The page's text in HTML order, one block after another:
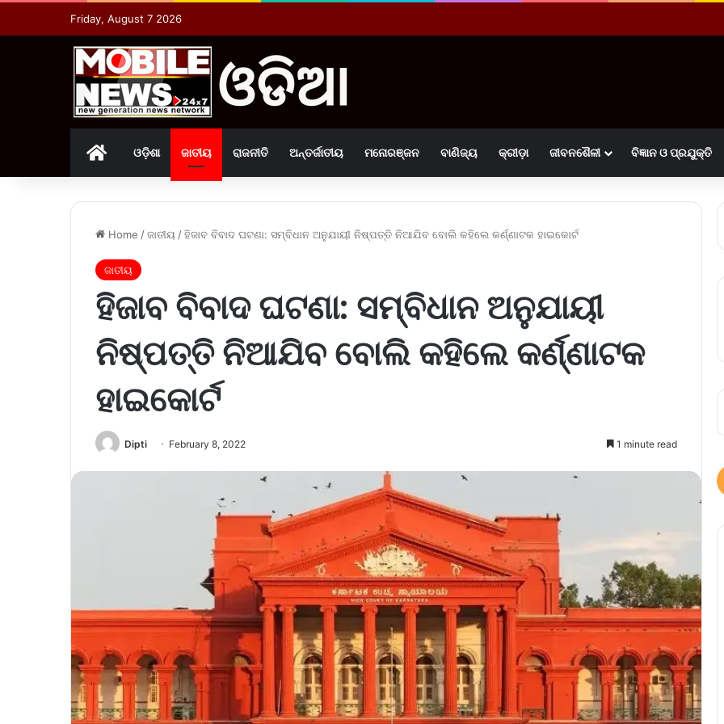
Friday, August 7 2026
Homeଓଡ଼ିଶା ଜାତୀୟ ରାଜନୀତି ଅନ୍ତର୍ଜାତୀୟ ମନୋରଞ୍ଜନ ବାଣିଜ୍ୟ କ୍ରୀଡ଼ା ଜୀବନଶୈଳୀ ବିଜ୍ଞାନ ଓ ପ୍ରଯୁକ୍ତି
Home /ଜାତୀୟ /ହିଜାବ ବିବାଦ ଘଟଣା: ସମ୍ବିଧାନ ଅନୁଯାୟୀ ନିଷ୍ପତ୍ତି ନିଆଯିବ ବୋଲି କହିଲେ କର୍ଣ୍ଣାଟକ ହାଇକୋର୍ଟ
ଜାତୀୟ
ହିଜାବ ବିବାଦ ଘଟଣା: ସମ୍ବିଧାନ ଅନୁଯାୟୀ
ନିଷ୍ପତ୍ତି ନିଆଯିବ ବୋଲି କହିଲେ କର୍ଣ୍ଣାଟକ
ହାଇକୋର୍ଟ
Dipti February 8, 2022 1 minute read